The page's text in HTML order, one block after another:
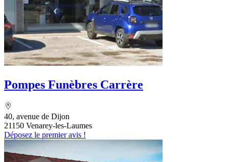
Pompes Funèbres Carrère
40, avenue de Dijon
21150 Venarey-les-Laumes
Déposez le premier avis !